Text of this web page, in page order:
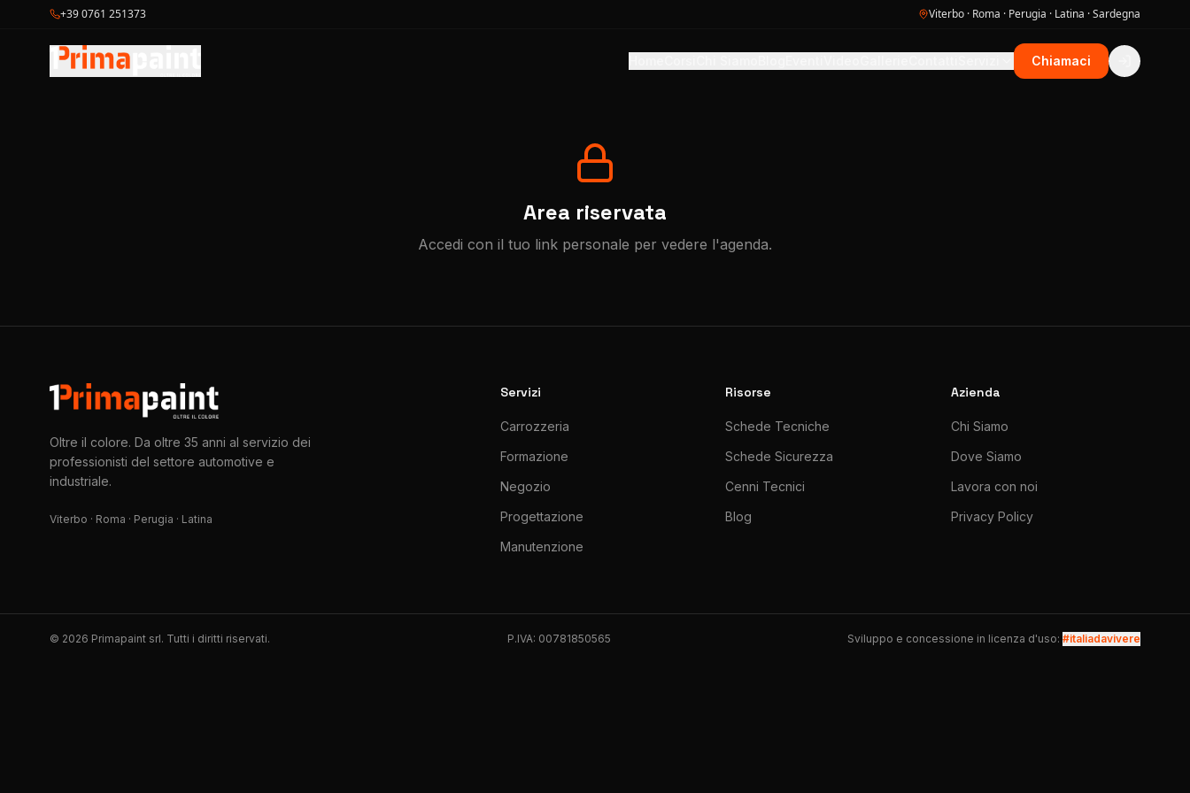
+39 0761 251373 Viterbo · Roma · Perugia · Latina · Sardegna
Chiamaci
Area riservata
Accedi con il tuo link personale per vedere l'agenda.
Oltre il colore. Da oltre 35 anni al servizio dei
professionisti del settore automotive e
industriale.
Viterbo · Roma · Perugia · Latina
Servizi
Carrozzeria
Formazione
Negozio
Progettazione
Manutenzione
Risorse
Schede Tecniche
Schede Sicurezza
Cenni Tecnici
Blog
Azienda
Chi Siamo
Dove Siamo
Lavora con noi
Privacy Policy
© 2026 Primapaint srl. Tutti i diritti riservati. P.IVA: 00781850565 Sviluppo e concessione in licenza d'uso: #italiadavivere